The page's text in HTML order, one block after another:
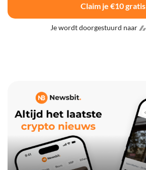
Claim je €10 gratis
Je wordt doorgestuurd naar